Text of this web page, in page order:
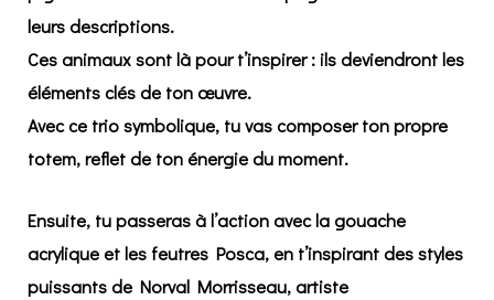
leursdescriptions.
Ces animaux sont là pour t’inspirer : ils deviendront les
éléments clés de ton œuvre.
Avec ce trio symbolique, tu vascomposer ton propre
totem, reflet de ton énergie du moment.
Ensuite, tu passeras à l’action avec lagouache
acryliqueet les feutres Posca, en t’inspirant des styles
puissants deNorval Morrisseau, artiste